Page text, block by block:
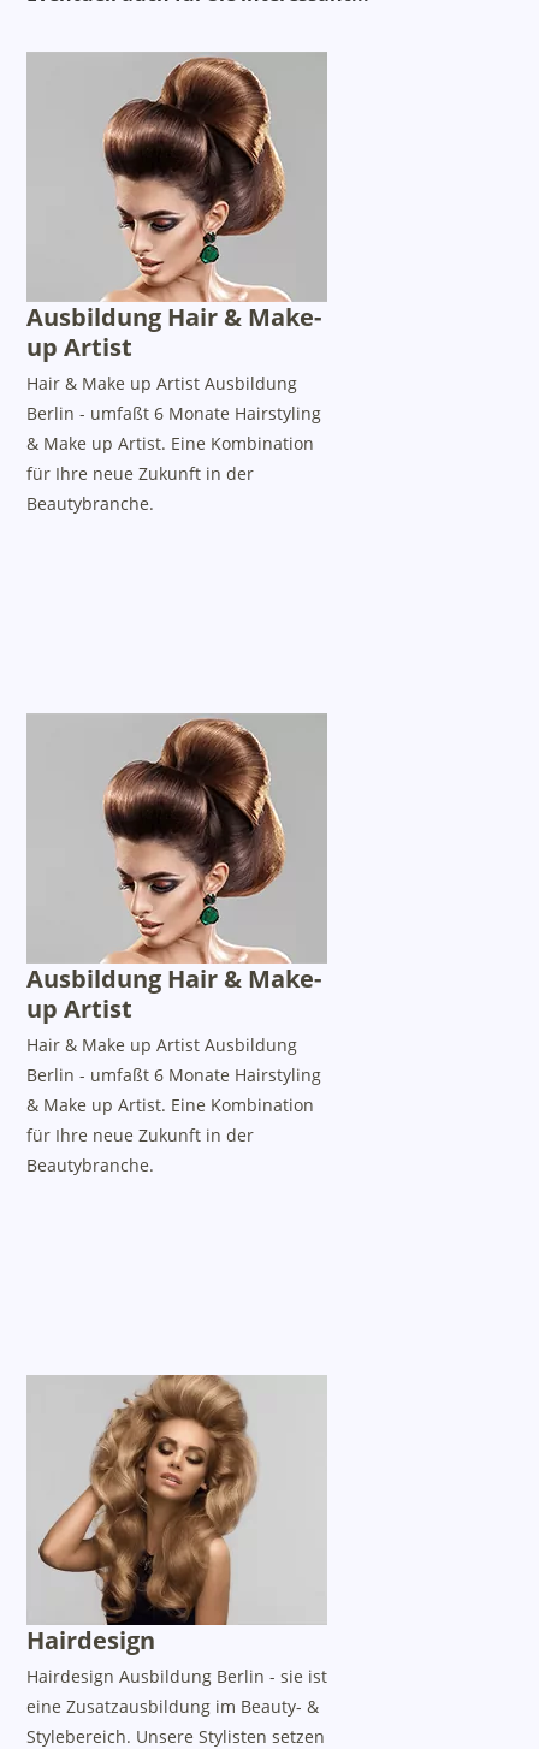
Ausbildung Hair & Make-
up Artist
Hair & Make up Artist Ausbildung
Berlin - umfaßt 6 Monate Hairstyling
& Make up Artist. Eine Kombination
für Ihre neue Zukunft in der
Beautybranche.
Ausbildung Hair & Make-
up Artist
Hair & Make up Artist Ausbildung
Berlin - umfaßt 6 Monate Hairstyling
& Make up Artist. Eine Kombination
für Ihre neue Zukunft in der
Beautybranche.
Hairdesign
Hairdesign Ausbildung Berlin - sie ist
eine Zusatzausbildung im Beauty- &
Stylebereich. Unsere Stylisten setzen